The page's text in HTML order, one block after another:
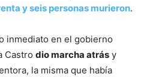
y seis personas murieron.
inmediato en el gobierno
Castro dio marcha atrás y
la misma que había